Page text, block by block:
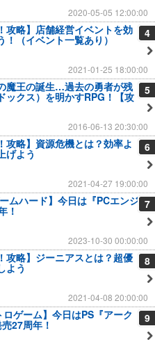
2020-05-05 12:00:00
4
攻略】店舗経営イベントを効
！（イベント一覧あり）
2021-01-25 18:00:00
5
魔王の誕生…過去の勇者が残
ックス）を明かすRPG！【攻
2016-06-13 20:30:00
6
攻略】資源危機とは？効率よ
げよう
2021-04-27 19:00:00
7
ムハード】今日は『PCエンジ
！
2023-10-30 00:00:00
8
攻略】ジーニアスとは？超優
よう
2021-04-08 20:00:00
9
ロゲーム】今日はPS『アーク
27周年！